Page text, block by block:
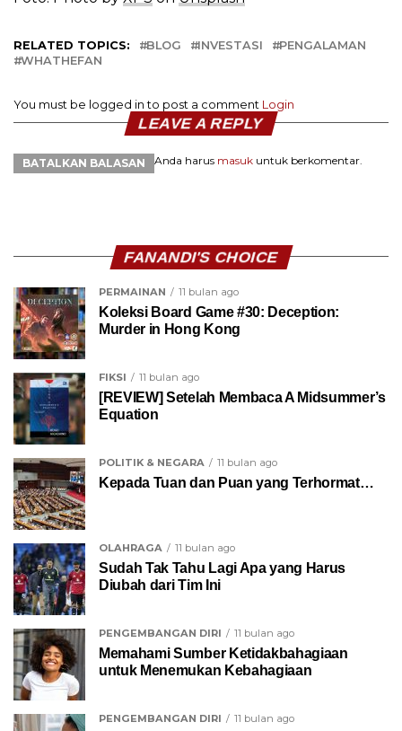
RELATED TOPICS: BLOG INVESTASI
PENGALAMAN
WHATHEFAN
You must be logged in to post a comment Login
LEAVE A REPLY
BATALKAN BALASAN Anda harus masuk untuk berkomentar.
FANANDI'S CHOICE
PERMAINAN 11 bulan ago
Koleksi Board Game #30: Deception:
Murder in Hong Kong
FIKSI 11 bulan ago
[REVIEW] Setelah Membaca A Midsummer’s
Equation
POLITIK & NEGARA 11 bulan ago
Kepada Tuan dan Puan yang Terhormat…
OLAHRAGA 11 bulan ago
Sudah Tak Tahu Lagi Apa yang Harus
Diubah dari Tim Ini
PENGEMBANGAN DIRI 11 bulan ago
Memahami Sumber Ketidakbahagiaan
untuk Menemukan Kebahagiaan
PENGEMBANGAN DIRI 11 bulan ago